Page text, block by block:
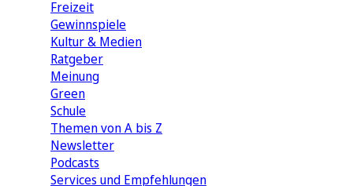
Freizeit
Gewinnspiele
Kultur & Medien
Ratgeber
Meinung
Green
Schule
Themen von A bis Z
Newsletter
Podcasts
Services und Empfehlungen